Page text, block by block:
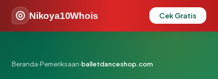
Nikoya10Whois Cek Gratis
Beranda›Pemeriksaan›balletdanceshop.com